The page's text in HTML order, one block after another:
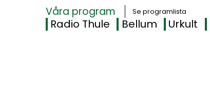
Våra program Se programlista
Radio Thule Bellum Urkult